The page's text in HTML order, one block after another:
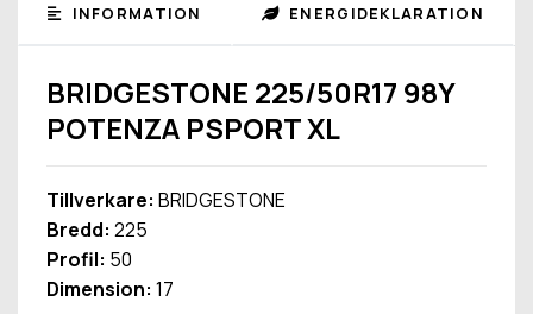
INFORMATION ENERGIDEKLARATION
BRIDGESTONE 225/50R17 98Y
POTENZA PSPORT XL
Tillverkare: BRIDGESTONE
Bredd: 225
Profil: 50
Dimension: 17